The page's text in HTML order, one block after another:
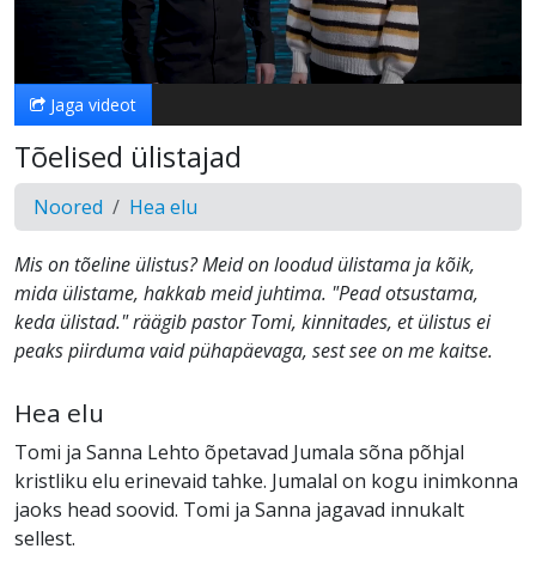
video
Jaga videot
Tõelised ülistajad
Noored Hea elu
Mis on tõeline ülistus? Meid on loodud ülistama ja kõik,
mida ülistame, hakkab meid juhtima. "Pead otsustama,
keda ülistad." räägib pastor Tomi, kinnitades, et ülistus ei
peaks piirduma vaid pühapäevaga, sest see on me kaitse.
Hea elu
Tomi ja Sanna Lehto õpetavad Jumala sõna põhjal
kristliku elu erinevaid tahke. Jumalal on kogu inimkonna
jaoks head soovid. Tomi ja Sanna jagavad innukalt
sellest.